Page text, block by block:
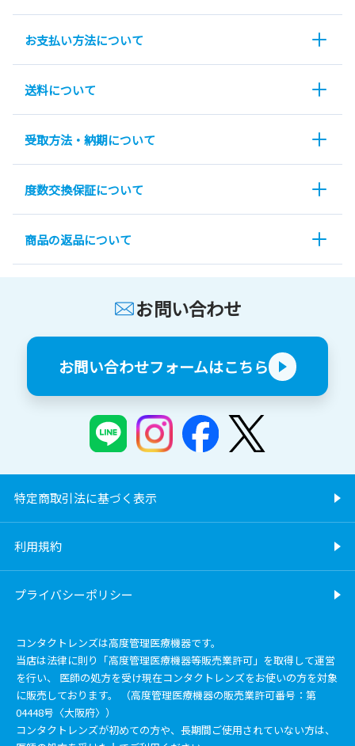
お支払い方法について
送料について
受取方法・納期について
度数交換保証について
商品の返品について
お問い合わせ
お問い合わせフォームはこちら
特定商取引法に基づく表示
利用規約
プライバシーポリシー
コンタクトレンズは高度管理医療機器です。
当店は法律に則り「高度管理医療機器等販売業許可」を取得して運営
を行い、 医師の処方を受け現在コンタクトレンズをお使いの方を対象
に販売しております。 （高度管理医療機器の販売業許可番号：第
04448号〈大阪府〉）
コンタクトレンズが初めての方や、長期間ご使用されていない方は、